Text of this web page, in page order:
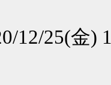
12/25(金)